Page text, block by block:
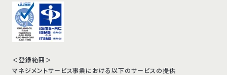
＜登録範囲＞
マネジメントサービス事業における以下のサービスの提供